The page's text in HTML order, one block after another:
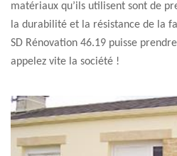
matériaux qu’ils utilisent sont de
la durabilité et la résistance de la
SD Rénovation 46.19 puisse
appelez vite la société !